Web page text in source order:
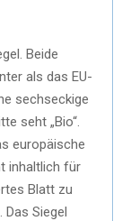
Beide
als das EU-
sechseckige
seht „Bio“.
europäische
inhaltlich für
Blatt zu
Das Siegel